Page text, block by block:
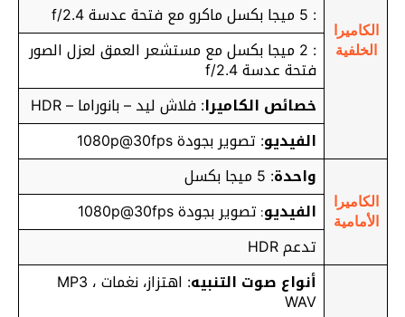
الكاميرا
الخلفية
: 5 ميجا بكسل ماكرو مع فتحة عدسة f/2.4
: 2 ميجا بكسل مع مستشعر العمق لعزل الصور
فتحة عدسة f/2.4
خصائص الكاميرا: فلاش ليد – بانوراما – HDR
الفيديو: تصوير بجودة 1080p@30fps
الكاميرا
الأمامية
واحدة: 5 ميجا بكسل
الفيديو: تصوير بجودة 1080p@30fps
تدعم HDR
أنواع صوت التنبيه : اهتزاز، نغمات MP3 ،
WAV